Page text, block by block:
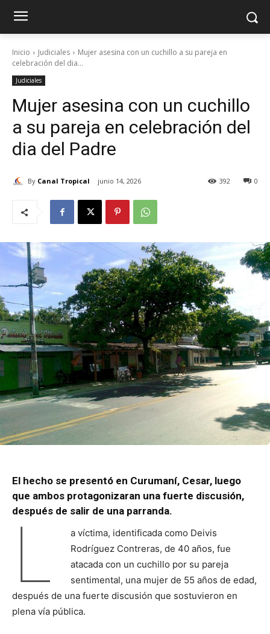
Inicio Judiciales
Mujer asesina con un cuchillo a su pareja en
celebración del dia...
Judiciales
Mujer asesina con un cuchillo
a su pareja en celebración del
dia del Padre
By Canal Tropical junio 14, 2026 0
392
El hecho se presentó en Curumaní, Cesar, luego
que ambos protagonizaran una fuerte discusión,
después de salir de una parranda.
L
a víctima, identificada como Deivis
Rodríguez Contreras, de 40 años, fue
atacada con un cuchillo por su pareja
sentimental, una mujer de 55 años de edad,
después de una fuerte discusión que sostuvieron en
plena vía pública.